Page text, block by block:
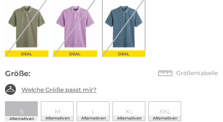
DEAL DEAL DEAL
Größe: Größentabelle
Welche Größe passt mir?
S
Alternativen
M
Alternativen
L
Alternativen
XL
Alternativen
XXL
Alternativen